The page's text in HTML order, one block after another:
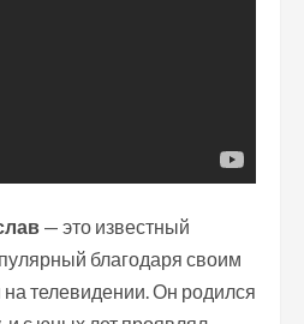
— это известный
благодаря своим
телевидении. Он родился